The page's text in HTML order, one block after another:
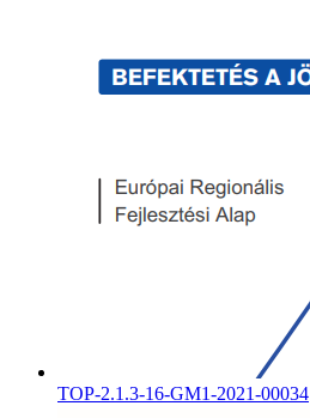
TOP-2.1.3-16-GM1-2021-00034